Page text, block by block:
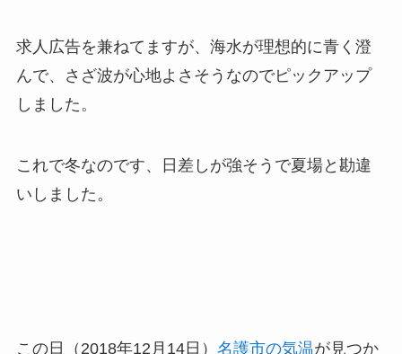
求人広告を兼ねてますが、海水が理想的に青く澄
んで、さざ波が心地よさそうなのでピックアップ
しました。
これで冬なのです、日差しが強そうで夏場と勘違
いしました。
この日（2018年12月14日） 名護市の気温が見つか